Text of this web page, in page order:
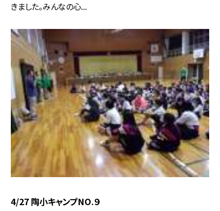
きました。みんなの心...
4/27 陶小キャンプNO.９